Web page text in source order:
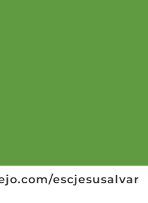
escjesusalvar